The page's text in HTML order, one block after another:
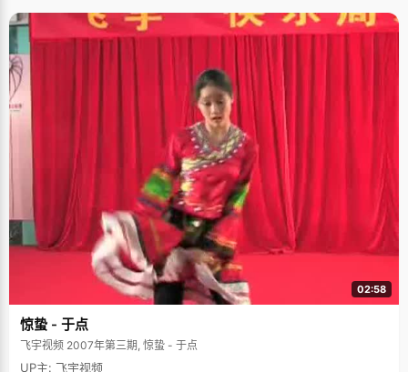
02:58
惊蛰 - 于点
飞宇视频 2007年第三期, 惊蛰 - 于点
UP主: 飞宇视频